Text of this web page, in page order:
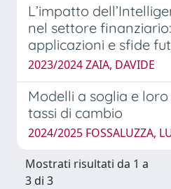
L’impatto
nel settore
applicazioni e sfide
2023/2024 ZAIA, DAVIDE
Modelli a soglia e
tassi di cambio
2024/2025 FOSSALUZZA,
Mostrati risultati da 1 a
3 di 3